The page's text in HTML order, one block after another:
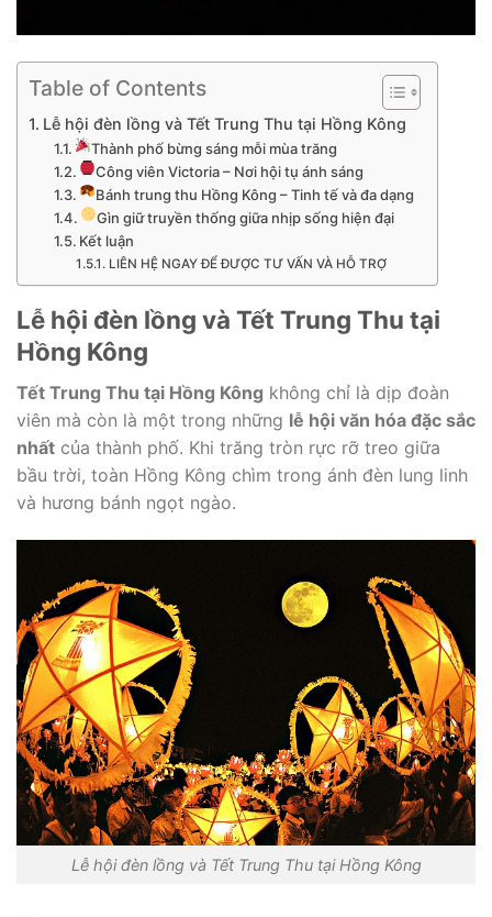
Table of Contents
Lễ hội đèn lồng và Tết Trung Thu tại Hồng Kông
Thành phố bừng sáng mỗi mùa trăng
Công viên Victoria – Nơi hội tụ ánh sáng
Bánh trung thu Hồng Kông – Tinh tế và đa dạng
Gìn giữ truyền thống giữa nhịp sống hiện đại
Kết luận
LIÊN HỆ NGAY ĐỂ ĐƯỢC TƯ VẤN VÀ HỖ TRỢ
Lễ hội đèn lồng và Tết Trung Thu tại
Hồng Kông
Tết Trung Thu tại Hồng Kông không chỉ là dịp đoàn
viên mà còn là một trong những lễ hội văn hóa đặc sắc
nhất của thành phố. Khi trăng tròn rực rỡ treo giữa
bầu trời, toàn Hồng Kông chìm trong ánh đèn lung linh
và hương bánh ngọt ngào.
Lễ hội đèn lồng và Tết Trung Thu tại Hồng Kông